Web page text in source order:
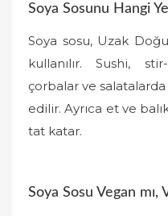
Soya Sosunu Hangi
Soya sosu, Uzak
kullanılır. Sushi,
çorbalar ve salatalarda
edilir. Ayrıca et ve
tat katar.
Soya Sosu Vegan mı,